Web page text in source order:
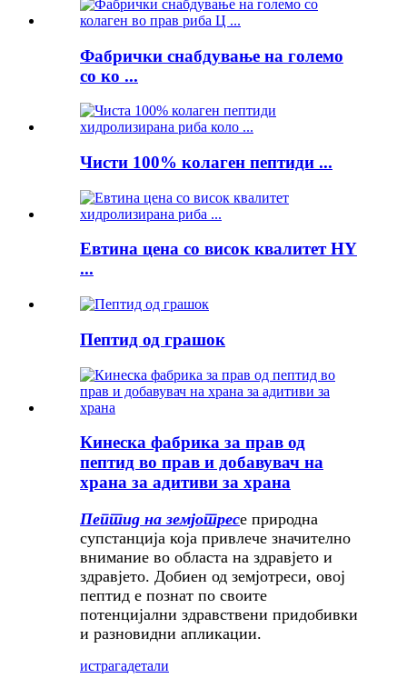
Фабрички снабдување на големо
со ко ...
Чисти 100% колаген пептиди ...
Евтина цена со висок квалитет HY
...
Пептид од грашок
Кинеска фабрика за прав од
пептид во прав и добавувач на
храна за адитиви за храна
Пептид на земјотресе природна
супстанција која привлече значително
внимание во областа на здравјето и
здравјето. Добиен од земјотреси, овој
пептид е познат по своите
потенцијални здравствени придобивки
и разновидни апликации.
истрагадетали